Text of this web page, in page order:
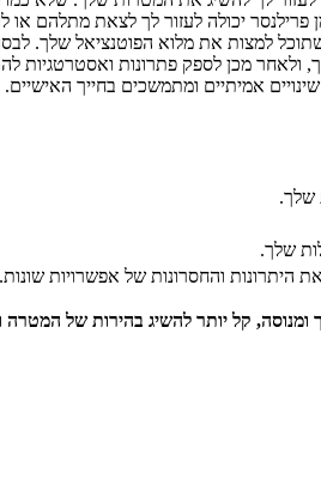
יכולה לעזור לך לצאת מתלהם
למצות את מלוא הפוטנציאל שלך.
ולאחר מכן לספק פתרונות ואסטרטגיות
אמיתיים ומתמשכים בחייך האישיים.
שלך.
שלך.
היתרונות והחסרונות של אפשרויות שונות.
ומנוסה, קל יותר להשיג בהירות של